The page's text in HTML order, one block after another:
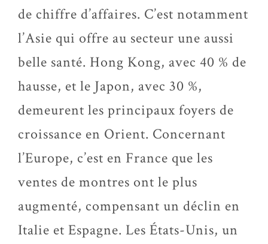
de chiffre d’affaires. C’est notamment
l’Asie qui offre au secteur une aussi
belle santé. Hong Kong, avec 40 % de
hausse, et le Japon, avec 30 %,
demeurent les principaux foyers de
croissance en Orient. Concernant
l’Europe, c’est en France que les
ventes de montres ont le plus
augmenté, compensant un déclin en
Italie et Espagne. Les États-Unis, un